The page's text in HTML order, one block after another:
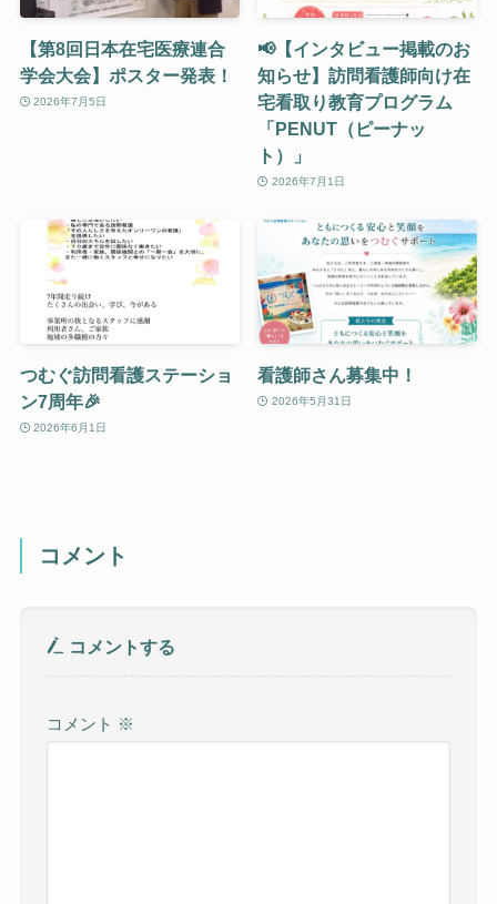
【第8回日本在宅医療連合
学会大会】ポスター発表！
2026年7月5日
📢【インタビュー掲載のお
知らせ】訪問看護師向け在
宅看取り教育プログラム
「PENUT（ピーナッ
ト）」
2026年7月1日
つむぐ訪問看護ステーショ
ン7周年🎉
2026年6月1日
看護師さん募集中！
2026年5月31日
コメント
コメントする
コメント ※